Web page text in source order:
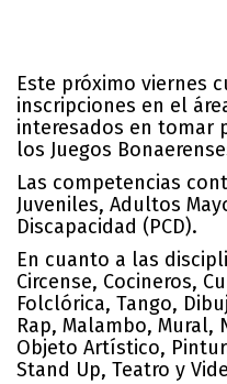
Este próximo viernes
inscripciones en el
interesados en tomar
los Juegos
Las competencias
Juveniles, Adultos
Discapacidad (PCD).
En cuanto a las
Circense, Cocineros,
Folclórica, Tango,
Rap, Malambo, Mural,
Objeto Artístico,
Stand Up, Teatro y